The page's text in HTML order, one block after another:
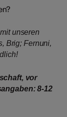
unseren
Brig; Fernuni,
vor
8-12